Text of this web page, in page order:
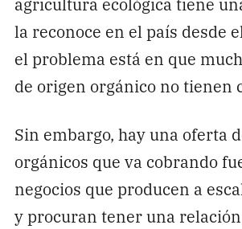
la reconoce en el país desde
el problema está en que
de origen orgánico no tienen
Sin embargo, hay una oferta
orgánicos que va cobrando
negocios que producen a
y procuran tener una